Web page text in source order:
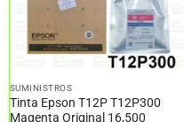
SUMINISTROS
Tinta Epson T12P T12P300
Magenta Original 16,500